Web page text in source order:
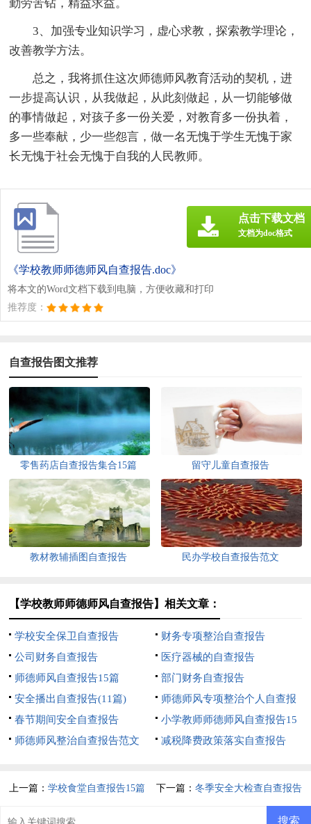
勤劳苦钻，精益求益。
3、加强专业知识学习，虚心求教，探索教学理论，
改善教学方法。
总之，我将抓住这次师德师风教育活动的契机，进
一步提高认识，从我做起，从此刻做起，从一切能够做
的事情做起，对孩子多一份关爱，对教育多一份执着，
多一些奉献，少一些怨言，做一名无愧于学生无愧于家
长无愧于社会无愧于自我的人民教师。
《学校教师师德师风自查报告.doc》
将本文的Word文档下载到电脑，方便收藏和打印
推荐度：
点击下载文档
文档为doc格式
自查报告图文推荐
零售药店自查报告集合15篇 留守儿童自查报告
教材教辅插图自查报告 民办学校自查报告范文
【学校教师师德师风自查报告】相关文章：
学校安全保卫自查报告
财务专项整治自查报告
公司财务自查报告
医疗器械的自查报告
师德师风自查报告15篇
部门财务自查报告
安全播出自查报告(11篇)
师德师风专项整治个人自查报
告
春节期间安全自查报告
小学教师师德师风自查报告15
篇
师德师风整治自查报告范文 减税降费政策落实自查报告
上一篇：学校食堂自查报告15篇 下一篇： 冬季安全大检查自查报告